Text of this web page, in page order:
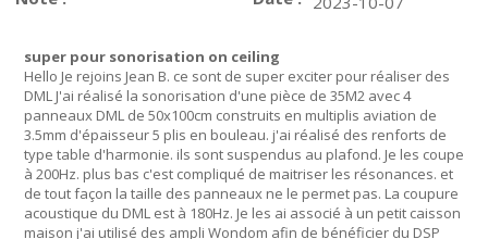
super pour sonorisation on ceiling
Hello Je rejoins Jean B. ce sont de super exciter pour réaliser des
DML J'ai réalisé la sonorisation d'une pièce de 35M2 avec 4
panneaux DML de 50x100cm construits en multiplis aviation de
3.5mm d'épaisseur 5 plis en bouleau. j'ai réalisé des renforts de
type table d'harmonie. ils sont suspendus au plafond. Je les coupe
à 200Hz. plus bas c'est compliqué de maitriser les résonances. et
de tout façon la taille des panneaux ne le permet pas. La coupure
acoustique du DML est à 180Hz. Je les ai associé à un petit caisson
maison j'ai utilisé des ampli Wondom afin de bénéficier du DSP